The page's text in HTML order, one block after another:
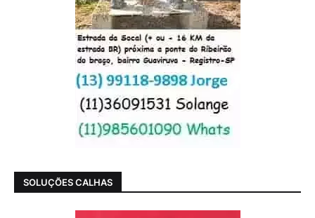
SOLUÇÕES CALHAS